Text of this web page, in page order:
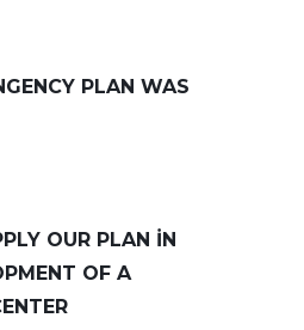
PLAN WAS
OUR PLAN IN
OF A